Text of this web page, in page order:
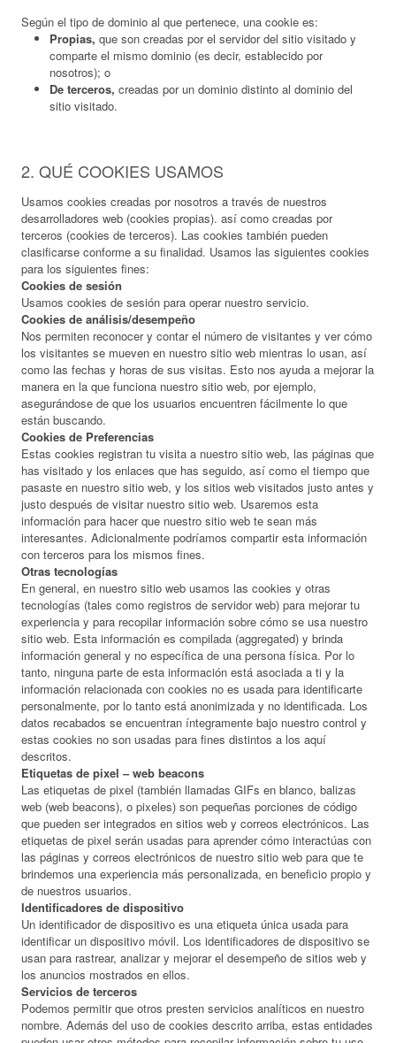
Según el tipo de dominio al que pertenece, una cookie es:
Propias, que son creadas por el servidor del sitio visitado y
comparte el mismo dominio (es decir, establecido por
nosotros); o
De terceros, creadas por un dominio distinto al dominio del
sitio visitado.
2. QUÉ COOKIES USAMOS
Usamos cookies creadas por nosotros a través de nuestros
desarrolladores web (cookies propias). así como creadas por
terceros (cookies de terceros). Las cookies también pueden
clasificarse conforme a su finalidad. Usamos las siguientes cookies
para los siguientes fines:
Cookies de sesión
Usamos cookies de sesión para operar nuestro servicio.
Cookies de análisis/desempeño
Nos permiten reconocer y contar el número de visitantes y ver cómo
los visitantes se mueven en nuestro sitio web mientras lo usan, así
como las fechas y horas de sus visitas. Esto nos ayuda a mejorar la
manera en la que funciona nuestro sitio web, por ejemplo,
asegurándose de que los usuarios encuentren fácilmente lo que
están buscando.
Cookies de Preferencias
Estas cookies registran tu visita a nuestro sitio web, las páginas que
has visitado y los enlaces que has seguido, así como el tiempo que
pasaste en nuestro sitio web, y los sitios web visitados justo antes y
justo después de visitar nuestro sitio web. Usaremos esta
información para hacer que nuestro sitio web te sean más
interesantes. Adicionalmente podríamos compartir esta información
con terceros para los mismos fines.
Otras tecnologías
En general, en nuestro sitio web usamos las cookies y otras
tecnologías (tales como registros de servidor web) para mejorar tu
experiencia y para recopilar información sobre cómo se usa nuestro
sitio web. Esta información es compilada (aggregated) y brinda
información general y no específica de una persona física. Por lo
tanto, ninguna parte de esta información está asociada a ti y la
información relacionada con cookies no es usada para identificarte
personalmente, por lo tanto está anonimizada y no identificada. Los
datos recabados se encuentran íntegramente bajo nuestro control y
estas cookies no son usadas para fines distintos a los aquí
descritos.
Etiquetas de pixel – web beacons
Las etiquetas de pixel (también llamadas GIFs en blanco, balizas
web (web beacons), o pixeles) son pequeñas porciones de código
que pueden ser integrados en sitios web y correos electrónicos. Las
etiquetas de pixel serán usadas para aprender cómo interactúas con
las páginas y correos electrónicos de nuestro sitio web para que te
brindemos una experiencia más personalizada, en beneficio propio y
de nuestros usuarios.
Identificadores de dispositivo
Un identificador de dispositivo es una etiqueta única usada para
identificar un dispositivo móvil. Los identificadores de dispositivo se
usan para rastrear, analizar y mejorar el desempeño de sitios web y
los anuncios mostrados en ellos.
Servicios de terceros
Podemos permitir que otros presten servicios analíticos en nuestro
nombre. Además del uso de cookies descrito arriba, estas entidades